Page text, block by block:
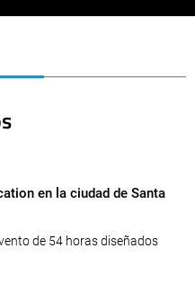
en la ciudad de Santa
de 54 horas diseñados